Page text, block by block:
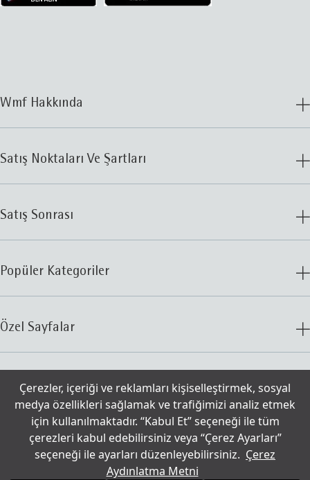
Çerezler, içeriği ve reklamları kişiselleştirmek, sosyal
medya özellikleri sağlamak ve trafiğimizi analiz etmek
için kullanılmaktadır. “Kabul Et” seçeneği ile tüm
çerezleri kabul edebilirsiniz veya “Çerez Ayarları”
seçeneği ile ayarları düzenleyebilirsiniz. Çerez
Aydınlatma Metni
Wmf Hakkında
Satış Noktaları Ve Şartları
Satış Sonrası
Popüler Kategoriler
Özel Sayfalar
İletişim
© 2025 WMF Çerezler
Aydınlatma Metni Kullanım Şartları
Yasal Uyarı